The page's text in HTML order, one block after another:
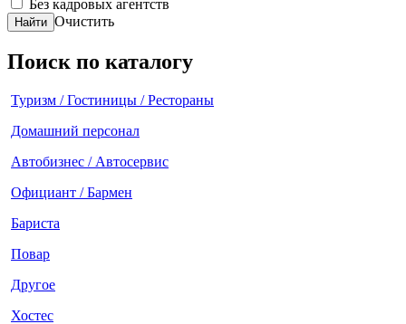
Без кадровых агентств
Найти Очистить
Поиск по каталогу
Туризм / Гостиницы / Рестораны
Домашний персонал
Автобизнес / Автосервис
Официант / Бармен
Бариста
Повар
Другое
Хостес